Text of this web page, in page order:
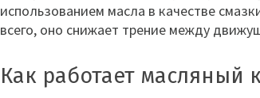
использованием масла в качестве
всего, оно снижает трение между
Как работает масляный